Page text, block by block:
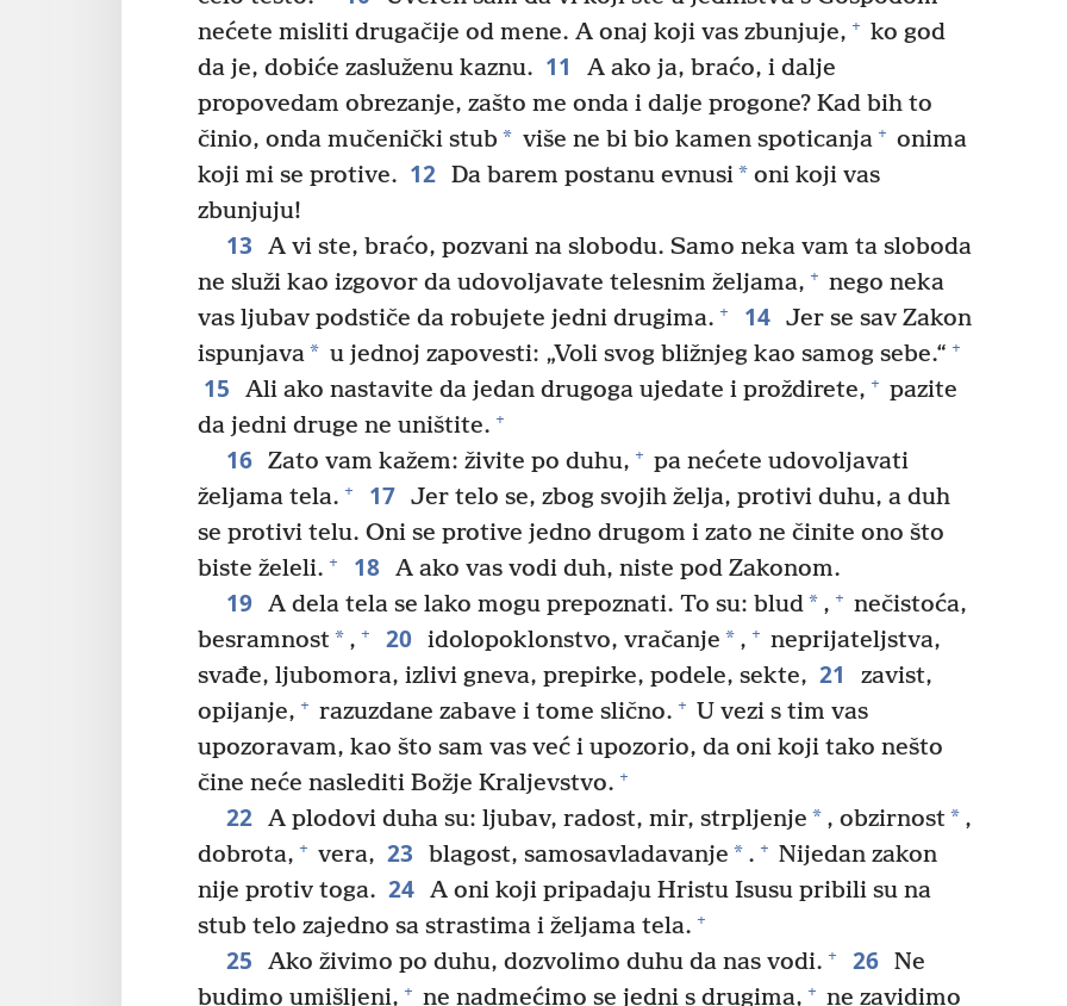
nećete misliti drugačije od mene. A onaj koji vas zbunjuje, + ko god
da je, dobiće zasluženu kaznu. 11
A ako ja, braćo, i dalje
propovedam obrezanje, zašto me onda i dalje progone? Kad bih to
činio, onda mučenički stub * više ne bi bio kamen spoticanja + onima
koji mi se protive. 12 Da barem postanu evnusi*oni koji vas
zbunjuju!
13
A vi ste, braćo, pozvani na slobodu. Samo neka vam ta sloboda
ne služi kao izgovor da udovoljavate telesnim željama, + nego neka
vas ljubav podstiče da robujete jedni drugima. + 14 Jer se sav Zakon
ispunjava* u jednoj zapovesti: „Voli svog bližnjeg kao samog sebe.“ +
15 Ali ako nastavite da jedan drugoga ujedate i proždirete, + pazite
da jedni druge ne uništite. +
16 Zato vam kažem: živite po duhu, + pa nećete udovoljavati
željama tela. + 17 Jer telo se, zbog svojih želja, protivi duhu, a duh
se protivi telu. Oni se protive jedno drugom i zato ne činite ono što
biste želeli. + 18 A ako vas vodi duh, niste pod Zakonom.
19 A dela tela se lako mogu prepoznati. To su: blud* , + nečistoća,
besramnost* , + 20 idolopoklonstvo, vračanje * , + neprijateljstva,
svađe, ljubomora, izlivi gneva, prepirke, podele, sekte, 21
zavist,
opijanje, + razuzdane zabave i tome slično. + U vezi s tim vas
upozoravam, kao što sam vas već i upozorio, da oni koji tako nešto
čine neće naslediti Božje Kraljevstvo. +
22 A plodovi duha su: ljubav, radost, mir, strpljenje * , obzirnost* ,
dobrota, + vera, 23 blagost, samosavladavanje * . + Nijedan zakon
nije protiv toga. 24 A oni koji pripadaju Hristu Isusu pribili su na
stub telo zajedno sa strastima i željama tela. +
25 Ako živimo po duhu, dozvolimo duhu da nas vodi. + 26 Ne
budimo umišljeni, + ne nadmećimo se jedni s drugima, + ne zavidimo